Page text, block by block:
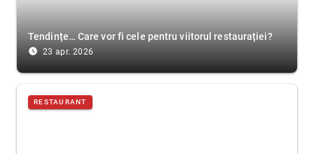
Tendințe… Care vor fi cele pentru viitorul restaurației?
access_time_filled 23 apr. 2026
RESTAURANT